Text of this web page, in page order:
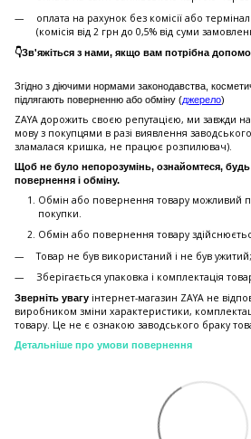
оплата на рахунок без комісії або
(комісія від 2 грн до 0,5% від суми
👇Зв'яжіться з нами, якщо вам потрібна
Згідно з діючими нормами законодавства,
підлягають поверненню або обміну (джерело)
ZAYA дорожить своєю репутацією, ми завжди
мову з покупцями в разі виявлення
зламалася кришка, не працює розпилювач).
Щоб не було непорозумінь, ознайомтеся,
повернення і обміну.
Обмін або повернення товару можливий
покупки.
Обмiн або повернення товару
Товар не був використаний і не був ужитий;
Зберiгається упаковка і комплектація
Зверніть увагу інтернет-магазин ZAYA не
виробником зміни характеристики,
товару. Це не є ознакою заводського браку
Детальніше про умови повернення